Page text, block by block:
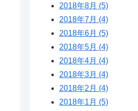
2018年8月 (5)
2018年7月 (4)
2018年6月 (5)
2018年5月 (4)
2018年4月 (4)
2018年3月 (4)
2018年2月 (4)
2018年1月 (5)